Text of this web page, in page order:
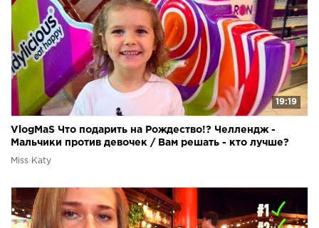
19:19
VlogMaS Что подарить на Рождество!? Челлендж -
Мальчики против девочек / Вам решать - кто лучше?
Miss Katy